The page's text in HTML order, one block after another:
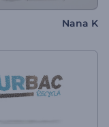
Nana K